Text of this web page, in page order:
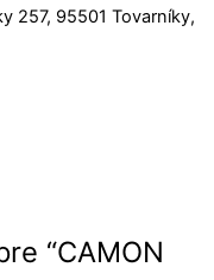
257, 95501 Tovarníky,
“CAMON